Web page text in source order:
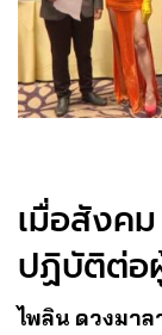
เมื่อสังค
ปฏิบัติต่อ
ไพลิน ดวงมา